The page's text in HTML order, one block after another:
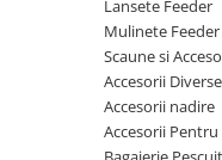
Nade si Momeli
Accesorii Monturi
Lansete Feeder
Mulinete Feeder
Scaune si
Accesorii
Accesorii nadire
Accesorii